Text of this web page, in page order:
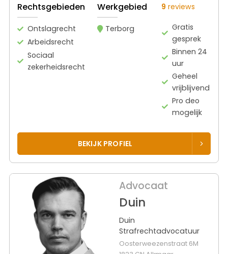
Rechtsgebieden
Ontslagrecht
Arbeidsrecht
Sociaal
zekerheidsrecht
Werkgebied
Terborg
9 reviews
Gratis
gesprek
Binnen 24
uur
Geheel
vrijblijvend
Pro deo
mogelijk
BEKIJK PROFIEL
Advocaat
Duin
Duin
Strafrechtadvocatuur
Oosterweezenstraat 6M